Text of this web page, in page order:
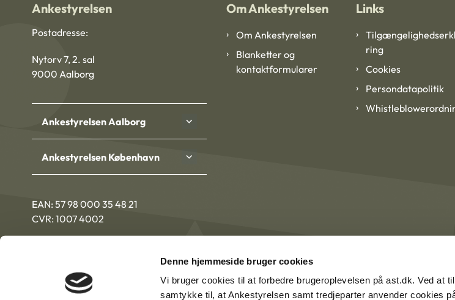
Denne hjemmeside bruger cookies
Vi bruger cookies til at forbedre brugeroplevelsen på ast.dk. Ved at
samtykke til, at Ankestyrelsen samt tredjeparter anvender cookies
Ankestyrelsen
Postadresse:
Nytorv 7, 2. sal
9000 Aalborg
Ankestyrelsen Aalborg
Ankestyrelsen København
EAN: 57 98 000 35 48 21
CVR: 1007 4002
Om Ankestyrelsen
Om Ankestyrelsen
Blanketter og
kontaktformularer
Links
ring
Cookies
Persondatapolitik